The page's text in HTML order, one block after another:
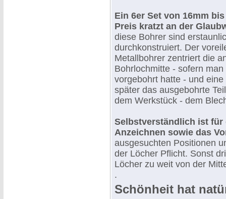
Ein 6er Set von 16mm
Preis kratzt an der
diese Bohrer sind
durchkonstruiert. Der
Metallbohrer zentriert die
Bohrlochmitte - sofern
vorgebohrt hatte - und
später das ausgebohrte
dem Werkstück - dem
Selbstverständlich ist für
Anzeichnen sowie das
ausgesuchten Positionen
der Löcher Pflicht. Sonst
Löcher zu weit von der
.
Schönheit hat